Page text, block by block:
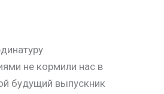
не кормили нас в
будущий выпускник